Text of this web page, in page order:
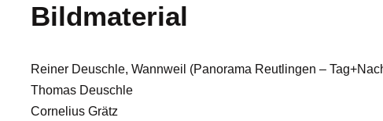
Bildmaterial
Reiner Deuschle, Wannweil (Panorama Reutlingen –
Thomas Deuschle
Cornelius Grätz